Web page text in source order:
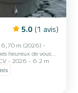
5.0 (1 avis)
6,70 m (2026) -
heureux de vous
Aries Open 6.70,
style, de l'espace
c'est le
2026
6.2 m